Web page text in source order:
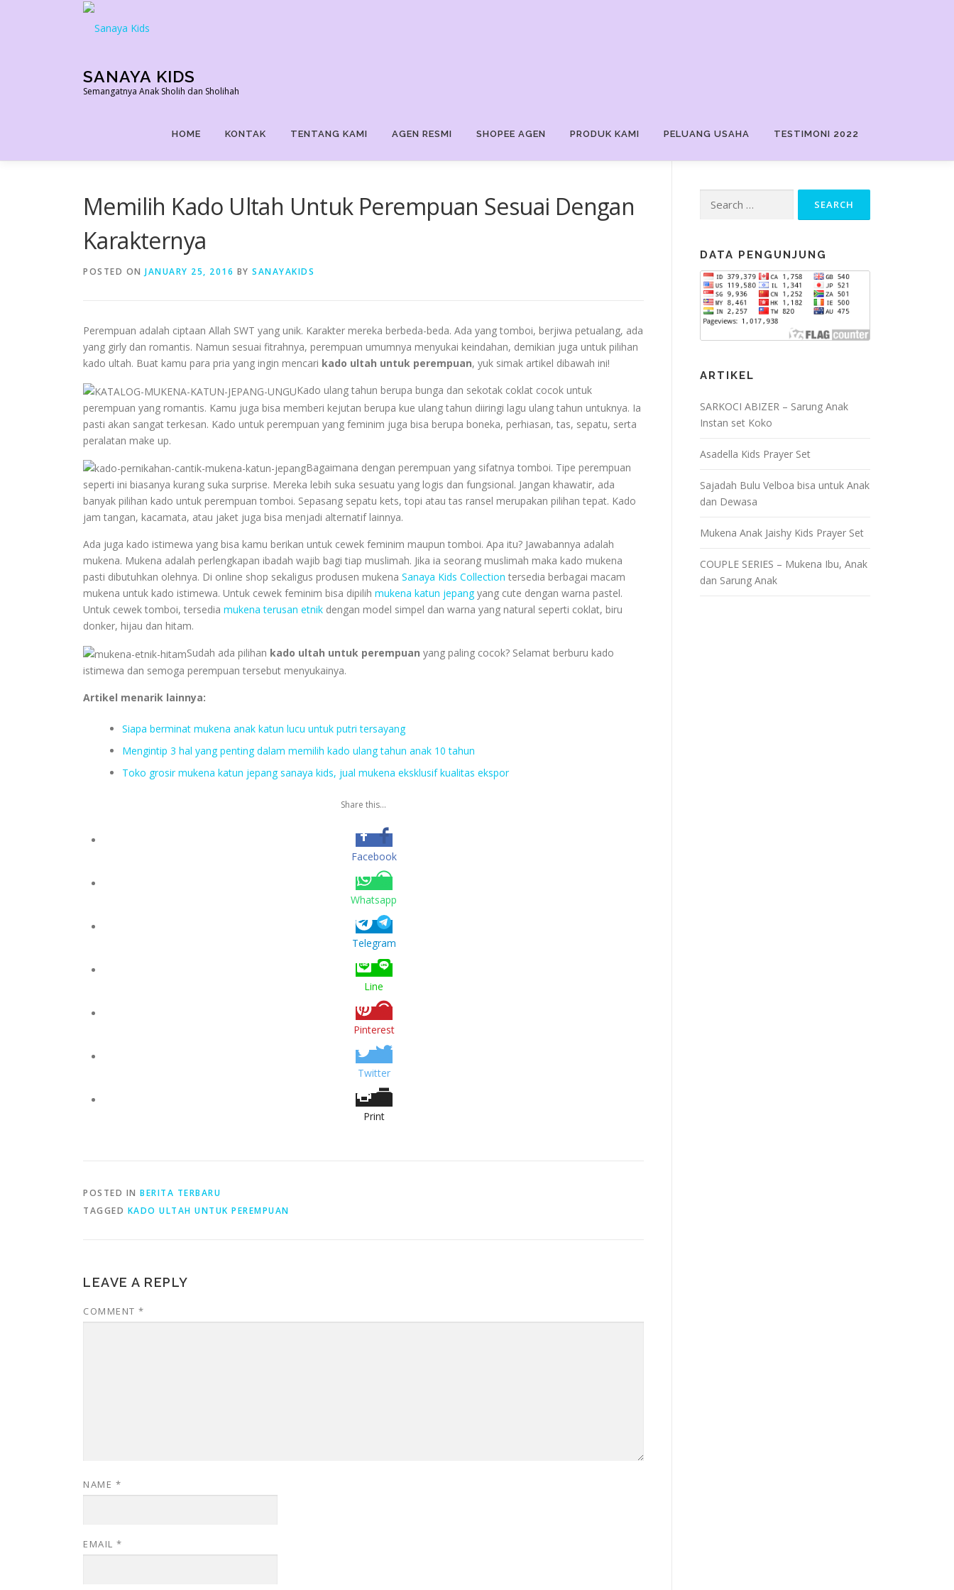
SANAYA KIDS
Semangatnya Anak Sholih dan Sholihah
HOME KONTAK TENTANG KAMI AGEN RESMI SHOPEE AGEN PRODUK KAMI PELUANG USAHA TESTIMONI 2022
Memilih Kado Ultah Untuk Perempuan Sesuai Dengan
Karakternya
POSTED ON JANUARY 25, 2016 BY SANAYAKIDS
Perempuan adalah ciptaan Allah SWT yang unik. Karakter mereka berbeda-beda. Ada yang tomboi, berjiwa petualang, ada
yang girly dan romantis. Namun sesuai fitrahnya, perempuan umumnya menyukai keindahan, demikian juga untuk pilihan
kado ultah. Buat kamu para pria yang ingin mencari kado ultah untuk perempuan, yuk simak artikel dibawah ini!
Kado ulang tahun berupa bunga dan sekotak coklat cocok untuk
perempuan yang romantis. Kamu juga bisa memberi kejutan berupa kue ulang tahun diiringi lagu ulang tahun untuknya. Ia
pasti akan sangat terkesan. Kado untuk perempuan yang feminim juga bisa berupa boneka, perhiasan, tas, sepatu, serta
peralatan make up.
Bagaimana dengan perempuan yang sifatnya tomboi. Tipe perempuan
seperti ini biasanya kurang suka surprise. Mereka lebih suka sesuatu yang logis dan fungsional. Jangan khawatir, ada
banyak pilihan kado untuk perempuan tomboi. Sepasang sepatu kets, topi atau tas ransel merupakan pilihan tepat. Kado
jam tangan, kacamata, atau jaket juga bisa menjadi alternatif lainnya.
Ada juga kado istimewa yang bisa kamu berikan untuk cewek feminim maupun tomboi. Apa itu? Jawabannya adalah
mukena. Mukena adalah perlengkapan ibadah wajib bagi tiap muslimah. Jika ia seorang muslimah maka kado mukena
pasti dibutuhkan olehnya. Di online shop sekaligus produsen mukena Sanaya Kids Collection tersedia berbagai macam
mukena untuk kado istimewa. Untuk cewek feminim bisa dipilih mukena katun jepangyang cute dengan warna pastel.
Untuk cewek tomboi, tersedia mukena terusan etnik dengan model simpel dan warna yang natural seperti coklat, biru
donker, hijau dan hitam.
Sudah ada pilihan kado ultah untuk perempuan yang paling cocok? Selamat berburu kado
istimewa dan semoga perempuan tersebut menyukainya.
Artikel menarik lainnya:
Siapa berminat mukena anak katun lucu untuk putri tersayang
Mengintip 3 hal yang penting dalam memilih kado ulang tahun anak 10 tahun
Toko grosir mukena katun jepang sanaya kids, jual mukena eksklusif kualitas ekspor
Share this...
Facebook
Whatsapp
Telegram
Line
Pinterest
Twitter
Print
POSTED IN BERITA TERBARU
TAGGED KADO ULTAH UNTUK PEREMPUAN
LEAVE A REPLY
COMMENT *
NAME *
EMAIL *
for:
DATA PENGUNJUNG
ARTIKEL
SARKOCI ABIZER – Sarung Anak
Instan set Koko
Asadella Kids Prayer Set
Sajadah Bulu Velboa bisa untuk Anak
dan Dewasa
Mukena Anak Jaishy Kids Prayer Set
COUPLE SERIES – Mukena Ibu, Anak
dan Sarung Anak